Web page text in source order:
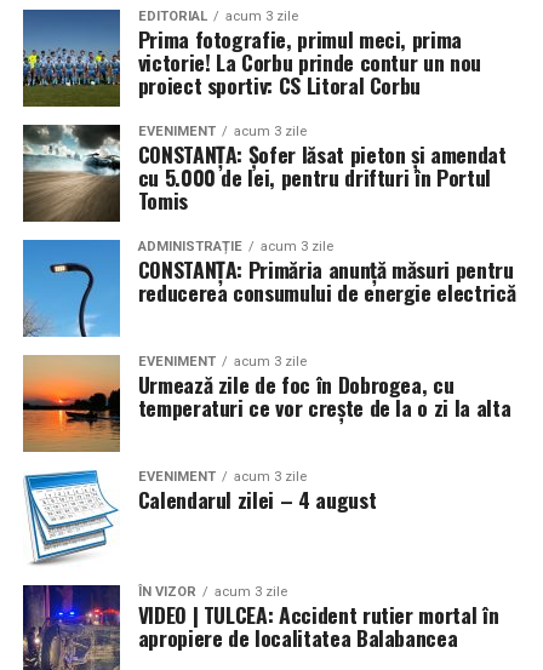
EDITORIAL acum 3 zile
Prima fotografie, primul meci, prima
victorie! La Corbu prinde contur un nou
proiect sportiv: CS Litoral Corbu
EVENIMENT acum 3 zile
CONSTANȚA: Șofer lăsat pieton și amendat
cu 5.000 de lei, pentru drifturi în Portul
Tomis
ADMINISTRAȚIE acum 3 zile
CONSTANȚA: Primăria anunță măsuri pentru
reducerea consumului de energie electrică
EVENIMENT acum 3 zile
Urmează zile de foc în Dobrogea, cu
temperaturi ce vor crește de la o zi la alta
EVENIMENT acum 3 zile
Calendarul zilei – 4 august
ÎN VIZOR acum 3 zile
VIDEO | TULCEA: Accident rutier mortal în
apropiere de localitatea Balabancea